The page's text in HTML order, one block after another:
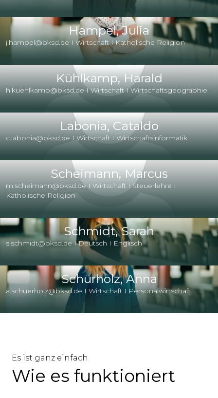
Hampel, Julia
j.hampel@bksd.de I Wirtschaft I Katholische Religion
Kühlkamp, Harald
h.kuehlkamp@bksd.de I Wirtschaft I Wirtschaftsgeographie
Labonia, Cataldo
c.labonia@bksd.de I Wirtschaft I Wirtschaftsinformatik
Scheimann, Marcus
m.scheimann@bksd.de I Wirtschaft I Steuerlehre I
Katholische Religion
Schmidt, Sarah
s.schmidt@bksd.de I Deutsch I Englisch
Schürholz, Anna
a.schuerholz@bksd.de I Wirtschaft I Personalwirtschaft
Es ist ganz einfach
Wie es funktioniert